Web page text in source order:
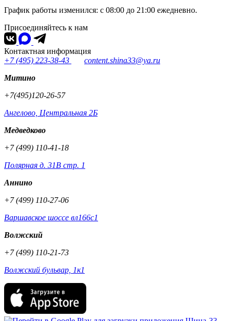
График работы изменился: с 08:00 до 21:00 ежедневно.
Присоединяйтесь к нам
Контактная информация
+7 (495) 223-38-43
content.shina33@ya.ru
Митино
+7(495)120-26-57
Ангелово, Центральная 2Б
Медведково
+7 (499) 110-41-18
Полярная д. 31В стр. 1
Аннино
+7 (499) 110-27-06
Варшавское шоссе вл166с1
Волжский
+7 (499) 110-21-73
Волжский бульвар, 1к1